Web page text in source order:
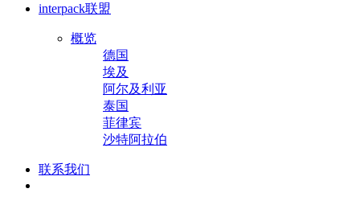
interpack联盟
概览
德国
埃及
阿尔及利亚
泰国
菲律宾
沙特阿拉伯
联系我们